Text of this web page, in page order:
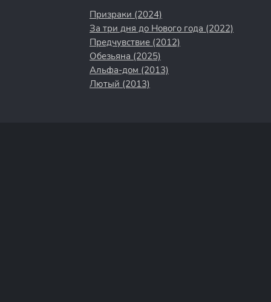
Призраки (2024)
За три дня до Нового года (2022)
Предчувствие (2012)
Обезьяна (2025)
Альфа-дом (2013)
Лютый (2013)